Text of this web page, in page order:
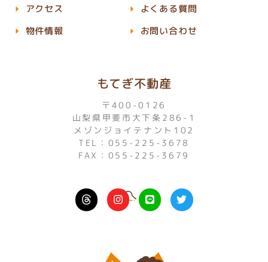
もてぎ不動産
〒400-0126
山梨県甲斐市大下条286-1
メゾンジョイテナント102
TEL：055-225-3678
FAX：055-225-3679
I
n
s
L
i
n
T
w
i
アクセス
物件情報
よくある質問
お問い合わせ